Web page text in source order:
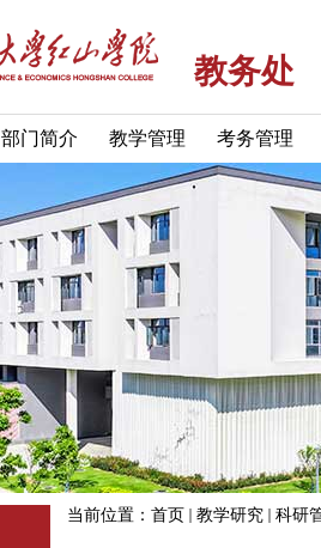
教务处
部门简介 教学管理 考务管理
当前位置： 首页 教学研究 科研